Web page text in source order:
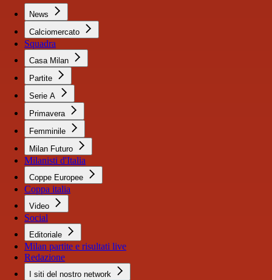
News
Calciomercato
Squadra
Casa Milan
Partite
Serie A
Primavera
Femminile
Milan Futuro
Milanisti d'Italia
Coppe Europee
Coppa italia
Video
Social
Editoriale
Milan partite e risultati live
Redazione
I siti del nostro network